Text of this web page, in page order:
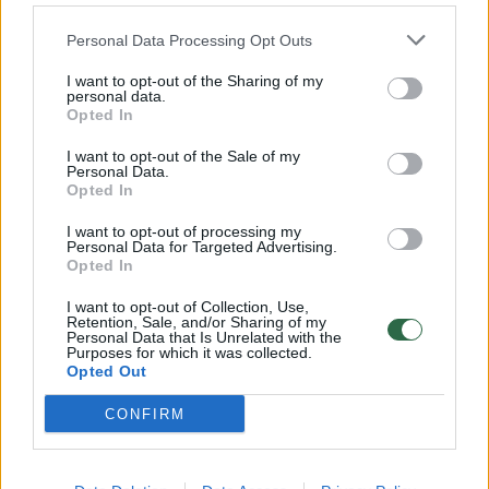
Personal Data Processing Opt Outs
I want to opt-out of the Sharing of my
personal data.
Opted In
I want to opt-out of the Sale of my
Personal Data.
Opted In
I want to opt-out of processing my
Personal Data for Targeted Advertising.
Opted In
I want to opt-out of Collection, Use,
Retention, Sale, and/or Sharing of my
Personal Data that Is Unrelated with the
Purposes for which it was collected.
Opted Out
CONFIRM
32 laipsnių šilumos
Žinios | Orai
Nufilmavo, kaip patvino Vilniaus Vakarinis aplinkkelis:
Žinios | Lietuvos diena
00:15:54
V. Zalužno pasisakymą laiko bandymu įsitvirtinti
Ukrainos politikoje: jis yra neteisus
Laidos | Nauja diena